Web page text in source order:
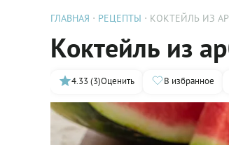
ГЛАВНАЯ РЕЦЕПТЫ КОКТЕЙЛЬ ИЗ
Коктейль из
4.33 (3)Оценить В избранное